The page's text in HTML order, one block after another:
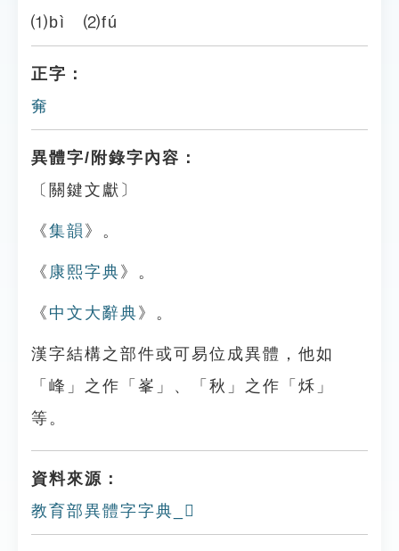
⑴bì ⑵fú
正字：
㚕
異體字/附錄字內容：
〔關鍵文獻〕
《集韻 》。
《 康熙字典 》。
《 中文大辭典 》。
漢字結構之部件或可易位成異體，他如
「峰」之作「峯」、「秋」之作「秌」
等。
資料來源：
教育部異體字字典_𡘉